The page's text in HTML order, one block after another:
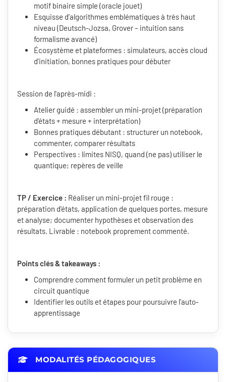
motif binaire simple (oracle jouet)
Esquisse d'algorithmes emblématiques à très haut
niveau (Deutsch-Jozsa, Grover – intuition sans
formalisme avancé)
Écosystème et plateformes : simulateurs, accès cloud
d'initiation, bonnes pratiques pour débuter
Session de l'après-midi :
Atelier guidé : assembler un mini-projet (préparation
d'états + mesure + interprétation)
Bonnes pratiques débutant : structurer un notebook,
commenter, comparer résultats
Perspectives : limites NISQ, quand (ne pas) utiliser le
quantique; repères de veille
TP / Exercice : Réaliser un mini-projet fil rouge :
préparation d'états, application de quelques portes, mesure
et analyse; documenter hypothèses et observation des
résultats. Livrable : notebook proprement commenté.
Points clés & takeaways :
Comprendre comment formuler un petit problème en
circuit quantique
Identifier les outils et étapes pour poursuivre l'auto-
apprentissage
MODALITÉS PÉDAGOGIQUES